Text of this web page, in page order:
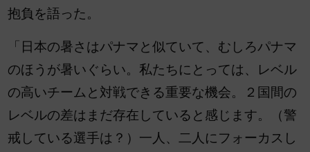
抱負を語った。
「日本の暑さはパナマと似ていて、むしろパナマ
のほうが暑いぐらい。私たちにとっては、レベル
の高いチームと対戦できる重要な機会。
２国間の
レベルの差はまだ存在していると感じます。（警
戒している選手は？）一人、二人にフォーカスし